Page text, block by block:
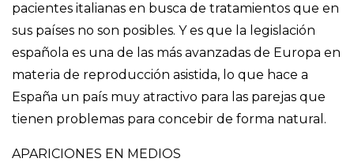
pacientes italianas en busca de tratamientos que en
sus países no son posibles. Y es que la legislación
española es una de las más avanzadas de Europa en
materia de reproducción asistida, lo que hace a
España un país muy atractivo para las parejas que
tienen problemas para concebir de forma natural.
APARICIONES EN MEDIOS